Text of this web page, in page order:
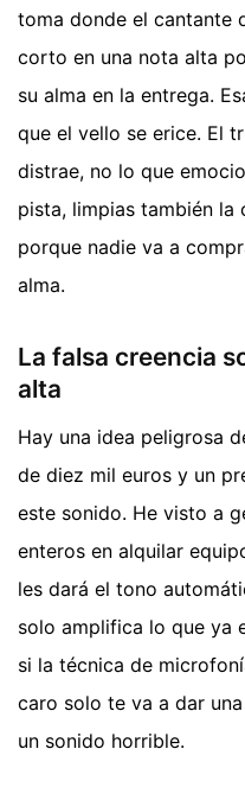
toma donde el cantante
corto en una nota alta
su alma en la entrega.
que el vello se erice. El
distrae, no lo que
pista, limpias también la
porque nadie va a
alma.
La falsa creencia
alta
Hay una idea peligrosa
de diez mil euros y un
este sonido. He visto a
enteros en alquilar
les dará el tono
solo amplifica lo que ya
si la técnica de
caro solo te va a dar
un sonido horrible.